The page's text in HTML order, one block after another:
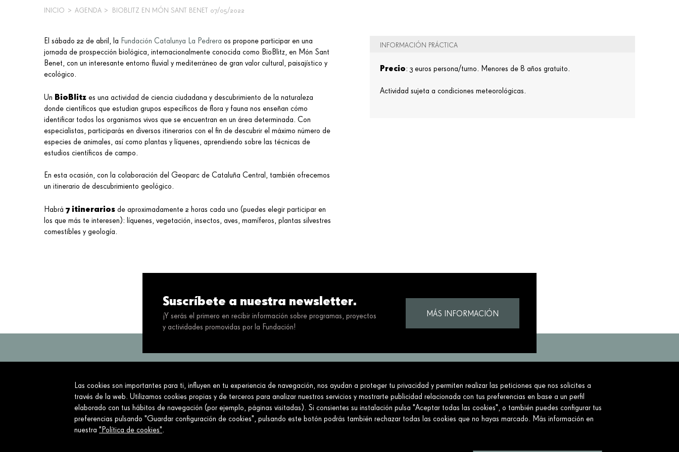
ENLACES
DE
AYUDA
A
LA
NAVEGACIÓN
INICIO > AGENDA > BIOBLITZ EN MÓN SANT BENET 07/05/2022
El sábado 22 de abril, la Fundación Catalunya La Pedrera os propone participar en una
jornada de prospección biológica, internacionalmente conocida como BioBlitz, en Món Sant
Benet, con un interesante entorno fluvial y mediterráneo de gran valor cultural, paisajístico y
ecológico.
Un BioBlitz es una actividad de ciencia ciudadana y descubrimiento de la naturaleza
donde científicos que estudian grupos específicos de flora y fauna nos enseñan cómo
identificar todos los organismos vivos que se encuentran en un área determinada. Con
especialistas, participarás en diversos itinerarios con el fin de descubrir el máximo número de
especies de animales, así como plantas y líquenes, aprendiendo sobre las técnicas de
estudios científicos de campo.
En esta ocasión, con la colaboración del Geoparc de Cataluña Central, también ofrecemos
un itinerario de descubrimiento geológico.
Habrá 7 itinerarios de aproximadamente 2 horas cada uno (puedes elegir participar en
los que más te interesen): líquenes, vegetación, insectos, aves, mamíferos, plantas silvestres
comestibles y geología.
INFORMACIÓN PRÁCTICA
Precio: 3 euros persona/turno. Menores de 8 años gratuito.
Actividad sujeta a condiciones meteorológicas.
Suscríbete a nuestra newsletter.
¡Y serás el primero en recibir información sobre programas, proyectos
y actividades promovidas por la Fundación!
MÁS INFORMACIÓN
Servimos a la sociedad construyendo un futuro mejor y más justo.
Sobre nosotros
¿Qué hacemos?
Conecta Enlaces
Las cookies son importantes para ti, influyen en tu experiencia de navegación, nos ayudan a proteger tu privacidad y permiten realizar las peticiones que nos solicites a
través de la web. Utilizamos cookies propias y de terceros para analizar nuestros servicios y mostrarte publicidad relacionada con tus preferencias en base a un perfil
elaborado con tus hábitos de navegación (por ejemplo, páginas visitadas). Si consientes su instalación pulsa "Aceptar todas las cookies", o también puedes configurar tus
preferencias pulsando "Guardar configuración de cookies", pulsando este botón podrás también rechazar todas las cookies que no hayas marcado. Más información en
nuestra"Política de cookies".